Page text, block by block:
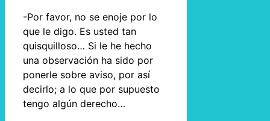
-Por favor, no se enoje por lo
que le digo. Es usted tan
quisquilloso… Si le he hecho
una observación ha sido por
ponerle sobre aviso, por así
decirlo; a lo que por supuesto
tengo algún derecho…